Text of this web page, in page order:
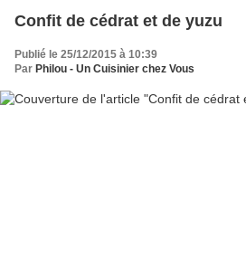
Confit de cédrat et de yuzu
Publié le 25/12/2015 à 10:39
Par Philou - Un Cuisinier chez Vous